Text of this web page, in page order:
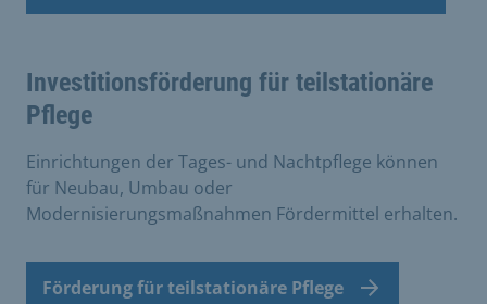
Investitionsförderung für teilstationäre
Pflege
Einrichtungen der Tages- und Nachtpflege können
für Neubau, Umbau oder
Modernisierungsmaßnahmen Fördermittel erhalten.
Förderung für teilstationäre Pflege